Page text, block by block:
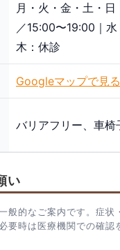
月・火・金・土・
／15:00〜19:00｜水
木：休診
Googleマップで見る
バリアフリー、車椅
い
般的なご案内です。症状
要時は医療機関での確認